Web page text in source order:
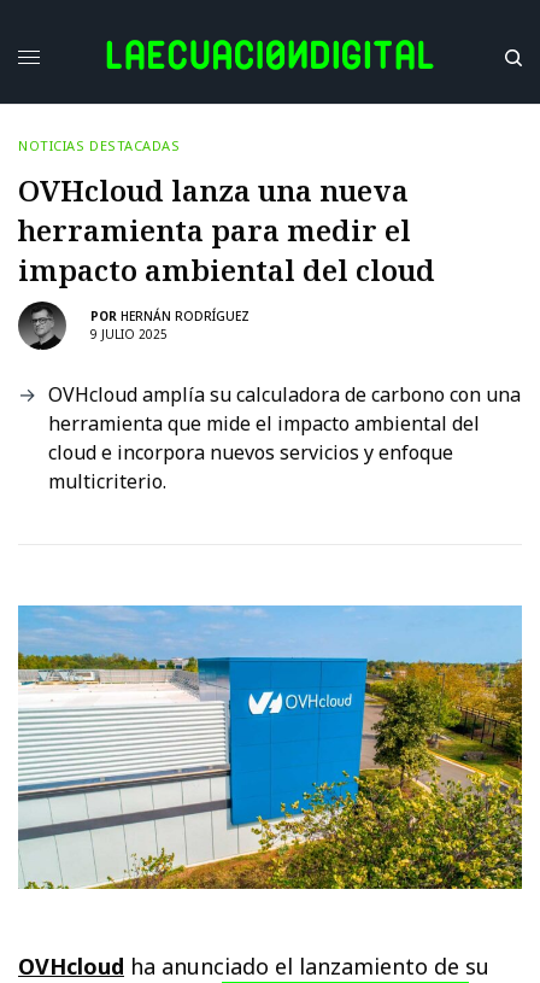
NOTICIAS DESTACADAS
OVHcloud lanza una nueva
herramienta para medir el
impacto ambiental del cloud
POR HERNÁN RODRÍGUEZ
9 JULIO 2025
OVHcloud amplía su calculadora de carbono con una
herramienta que mide el impacto ambiental del
cloud e incorpora nuevos servicios y enfoque
multicriterio.
OVHcloud ha anunciado el lanzamiento de su